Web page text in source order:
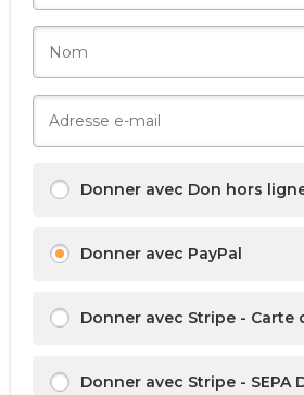
Donner avec Don hors
Donner avec PayPal
Donner avec Stripe - Carte
Donner avec Stripe - SEPA